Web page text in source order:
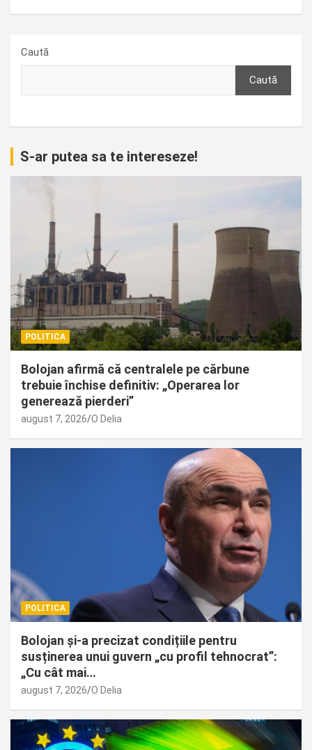
Caută
Caută
S-ar putea sa te intereseze!
POLITICA
Bolojan afirmă că centralele pe cărbune
trebuie închise definitiv: „Operarea lor
generează pierderi”
august 7, 2026 O Delia
POLITICA
Bolojan și-a precizat condițiile pentru
susținerea unui guvern „cu profil tehnocrat”:
„Cu cât mai…
august 7, 2026 O Delia